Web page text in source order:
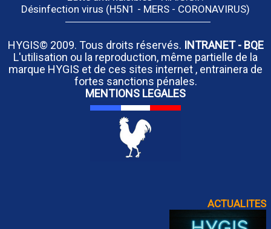
Désinfection virus (H5N1 - MERS - CORONAVIRUS)
HYGIS© 2009. Tous droits réservés. INTRANET- BQE
L'utilisation ou la reproduction, même partielle de la
marque HYGIS et de ces sites internet , entrainera de
fortes sanctions pénales.
MENTIONS LEGALES
ACTUALITES